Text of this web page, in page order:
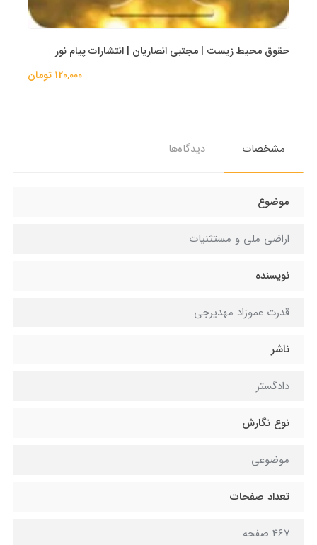
حقوق محیط زیست | مجتبی انصاریان | انتشارات پیام نور
120,000 تومان
مشخصات دیدگاه‌ها
موضوع
اراضی ملی و مستثنیات
نویسنده
قدرت عموزاد مهدیرجی
ناشر
دادگستر
نوع نگارش
موضوعی
تعداد صفحات
467 صفحه